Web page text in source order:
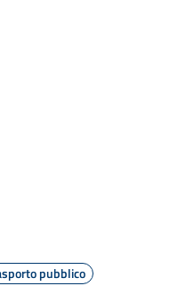
pubblico